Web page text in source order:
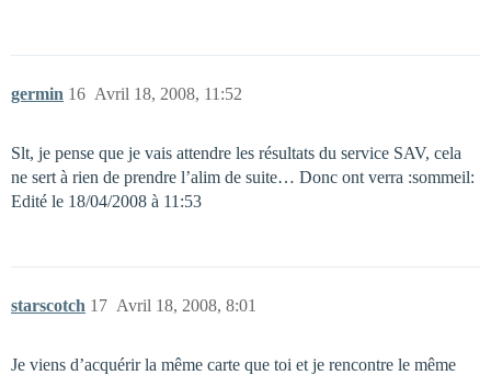
germin Avril 18, 2008, 11:52
16
Slt, je pense que je vais attendre les résultats du service SAV, cela
ne sert à rien de prendre l’alim de suite… Donc ont verra :sommeil:
Edité le 18/04/2008 à 11:53
starscotch Avril 18, 2008, 8:01
17
Je viens d’acquérir la même carte que toi et je rencontre le même